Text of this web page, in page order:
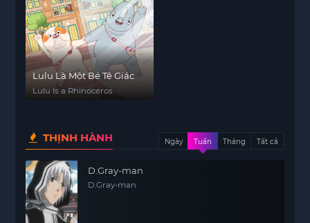
Lulu Là Một Bé Tê Giác
Lulu Is a Rhinoceros
THỊNH HÀNH Ngày Tuần Tháng Tất cả
D.Gray-man
D.Gray-man